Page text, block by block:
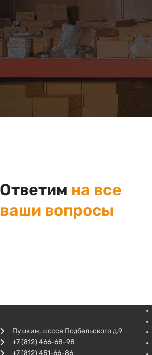
Ответим на все
ваши вопросы
Пушкин, шоссе Подбельского д.9
+7 (812) 466-68-98
+7 (812) 451-66-86